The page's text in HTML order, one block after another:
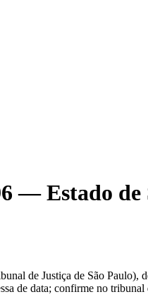
—Estado de
de Justiça de São Paulo),
de data; confirme no tribunal